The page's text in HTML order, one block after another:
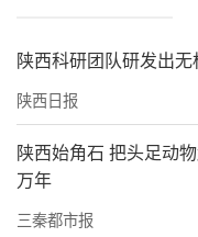
书记为组长的班
工、细化推进举
击队创建，发挥
用，将“严、细
程，围绕本安型
目标，构建“项
陕西科研团队研发出
陕西日报
陕西始角石 把头足动
万年
三秦都市报